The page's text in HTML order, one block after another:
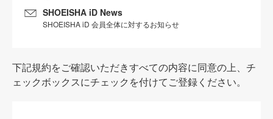
SHOEISHA iD News
SHOEISHA iD 会員全体に対するお知らせ
下記規約をご確認いただきすべての内容に同意の上、チ
ェックボックスにチェックを付けてご登録ください。